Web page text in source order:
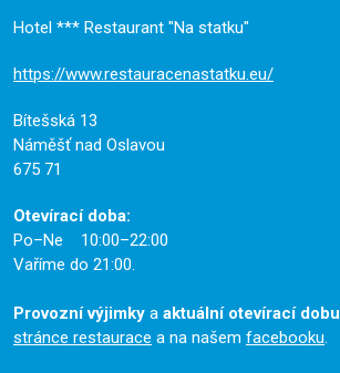
Hotel *** Restaurant "Na statku"
https://www.restauracenastatku.eu/
Bítešská 13
Náměšť nad Oslavou
675 71
Otevírací doba:
Po–Ne 10:00–22:00
Vaříme do 21:00.
Provozní výjimky a aktuální otevírací dobu
stránce restaurace a na našem facebooku.